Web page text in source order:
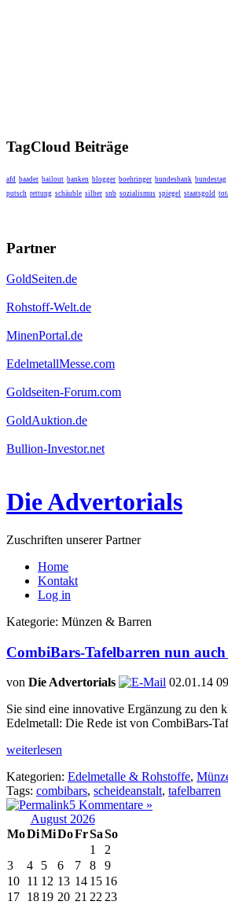
TagCloud Beiträge
afd baader bailout banken blogger boehringer bundesbank bundestag
putsch rettung schäuble silber snb sozialismus spiegel staatsgold
Partner
GoldSeiten.de
Rohstoff-Welt.de
MinenPortal.de
EdelmetallMesse.com
Goldseiten-Forum.com
GoldAuktion.de
Bullion-Investor.net
Die Advertorials
Zuschriften unserer Partner
Home
Kontakt
Log in
Kategorie: Münzen & Barren
CombiBars-Tafelbarren nun
von Die Advertorials
02.01.14
Sie sind eine innovative Ergänzung zu den
Edelmetall: Die Rede ist von CombiBars-
weiterlesen
Kategorien: Edelmetalle & Rohstoffe,
Tags: combibars, scheideanstalt, tafelbarren
5 Kommentare »
August 2026
MoDiMiDoFrSaSo
1
2
3
4 5 6 7 8
9
10 11 12 13 14 15 16
17 1819 20 21 22 23